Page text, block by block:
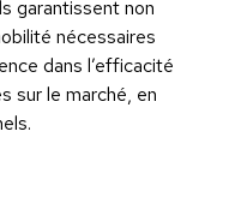
garantissent non
nécessaires
dans l’efficacité
sur le marché, en